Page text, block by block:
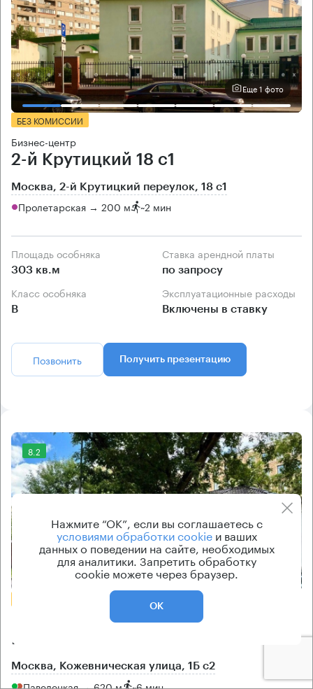
Еще 1 фото
БЕЗ КОМИССИИ
Бизнес-центр
2-й Крутицкий 18 с1
Москва, 2-й Крутицкий переулок, 18 с1
Пролетарская → 200 м ~2 мин
Площадь особняка
303 кв.м
Ставка арендной платы
по запросу
Класс особняка
B
Эксплуатационные расходы
Включены в ставку
Позвонить Получить презентацию
8.2
Еще фото
Кожевническая 1Б с2
Москва, Кожевническая улица, 1Б с2
Нажмите “ОК”, если вы соглашаетесь с
условиями обработки cookieи ваших
данных о поведении на сайте, необходимых
для аналитики. Запретить обработку
cookie можете через браузер.
ОК